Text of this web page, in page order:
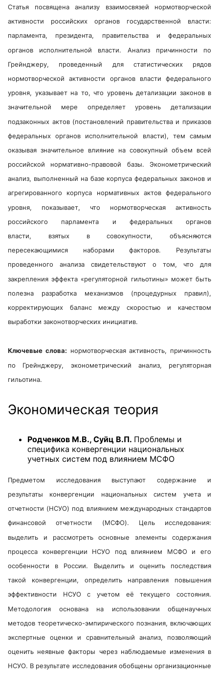
Статья посвящена анализу взаимосвязей нормотворческой
активности российских органов государственной власти:
парламента, президента, правительства и федеральных
органов исполнительной власти. Анализ причинности по
Грейнджеру, проведенный для статистических рядов
нормотворческой активности органов власти федерального
уровня, указывает на то, что уровень детализации законов в
значительной мере определяет уровень детализации
подзаконных актов (постановлений правительства и приказов
федеральных органов исполнительной власти), тем самым
оказывая значительное влияние на совокупный объем всей
российской нормативно-правовой базы. Эконометрический
анализ, выполненный на базе корпуса федеральных законов и
агрегированного корпуса нормативных актов федерального
уровня, показывает, что нормотворческая активность
российского парламента и федеральных органов
власти, взятых в совокупности, объясняются
пересекающимися наборами факторов. Результаты
проведенного анализа свидетельствуют о том, что для
закрепления эффекта «регуляторной гильотины» может быть
полезна разработка механизмов (процедурных правил),
корректирующих баланс между скоростью и качеством
выработки законотворческих инициатив.
Ключевые слова: нормотворческая активность, причинность
по Грейнджеру, эконометрический анализ, регуляторная
гильотина.
Экономическая теория
Родченков М.В., Суйц В.П. Проблемы и
специфика конвергенции национальных
учетных систем под влиянием МСФО
Предметом исследования выступают содержание и
результаты конвергенции национальных систем учета и
отчетности (НСУО) под влиянием международных стандартов
финансовой отчетности (МСФО). Цель исследования:
выделить и рассмотреть основные элементы содержания
процесса конвергенции НСУО под влиянием МСФО и его
особенности в России. Выделить и оценить последствия
такой конвергенции, определить направления повышения
эффективности НСУО с учетом её текущего состояния.
Методология основана на использовании общенаучных
методов теоретическо-эмпирического познания, включающих
экспертные оценки и сравнительный анализ, позволяющий
оценить неявные факторы через наблюдаемые изменения в
НСУО. В результате исследования обобщены организационные